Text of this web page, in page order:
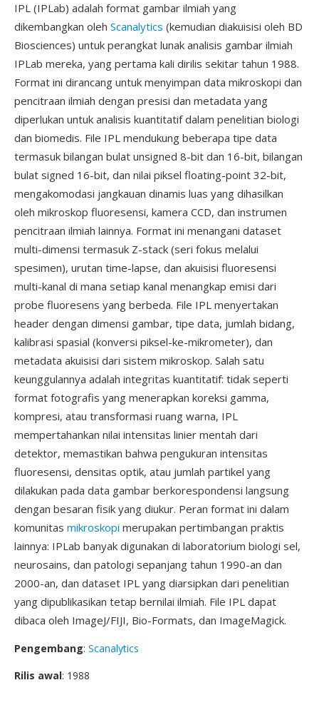
IPL (IPLab) adalah format gambar ilmiah yang
dikembangkan oleh Scanalytics (kemudian diakuisisi oleh BD
Biosciences) untuk perangkat lunak analisis gambar ilmiah
IPLab mereka, yang pertama kali dirilis sekitar tahun 1988.
Format ini dirancang untuk menyimpan data mikroskopi dan
pencitraan ilmiah dengan presisi dan metadata yang
diperlukan untuk analisis kuantitatif dalam penelitian biologi
dan biomedis. File IPL mendukung beberapa tipe data
termasuk bilangan bulat unsigned 8-bit dan 16-bit, bilangan
bulat signed 16-bit, dan nilai piksel floating-point 32-bit,
mengakomodasi jangkauan dinamis luas yang dihasilkan
oleh mikroskop fluoresensi, kamera CCD, dan instrumen
pencitraan ilmiah lainnya. Format ini menangani dataset
multi-dimensi termasuk Z-stack (seri fokus melalui
spesimen), urutan time-lapse, dan akuisisi fluoresensi
multi-kanal di mana setiap kanal menangkap emisi dari
probe fluoresens yang berbeda. File IPL menyertakan
header dengan dimensi gambar, tipe data, jumlah bidang,
kalibrasi spasial (konversi piksel-ke-mikrometer), dan
metadata akuisisi dari sistem mikroskop. Salah satu
keunggulannya adalah integritas kuantitatif: tidak seperti
format fotografis yang menerapkan koreksi gamma,
kompresi, atau transformasi ruang warna, IPL
mempertahankan nilai intensitas linier mentah dari
detektor, memastikan bahwa pengukuran intensitas
fluoresensi, densitas optik, atau jumlah partikel yang
dilakukan pada data gambar berkorespondensi langsung
dengan besaran fisik yang diukur. Peran format ini dalam
komunitas mikroskopi merupakan pertimbangan praktis
lainnya: IPLab banyak digunakan di laboratorium biologi sel,
neurosains, dan patologi sepanjang tahun 1990-an dan
2000-an, dan dataset IPL yang diarsipkan dari penelitian
yang dipublikasikan tetap bernilai ilmiah. File IPL dapat
dibaca oleh ImageJ/FIJI, Bio-Formats, dan ImageMagick.
Pengembang: Scanalytics
Rilis awal: 1988